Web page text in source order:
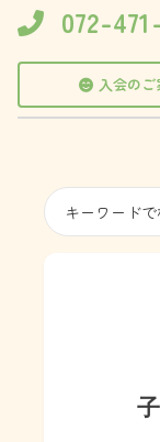
072-
入会のご